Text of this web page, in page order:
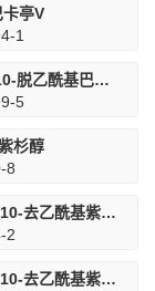
亭V
1
19-羟基-10-脱乙酰基巴卡亭III
5
杉醇
8
7-木糖基-10-去乙酰基紫杉醇B
2
7-木糖基-10-去乙酰基紫杉醇C